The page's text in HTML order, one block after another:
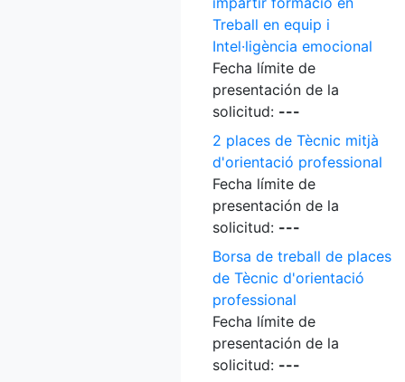
Treball en equip i
Intel·ligència emocional
Fecha límite de
presentación de la
solicitud: ---
2 places de Tècnic mitjà
d'orientació professional
Fecha límite de
presentación de la
solicitud: ---
Borsa de treball de places
de Tècnic d'orientació
professional
Fecha límite de
presentación de la
solicitud: ---